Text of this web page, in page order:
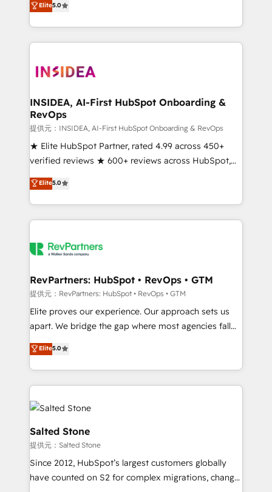
Partner. 🚀 With 2,750+ HubSpot projects delivered
and 370+ specialists across EMEA, APAC and NAM,
we de-risk complex CRM programmes and
multi-region migrations to AI-powered automation,
scale. 🏆 HubSpot’s CEO called us “the partner of the
future.” Others agree it is proof of trust built through
measurable impact.
Elite5.0
INSIDEA, AI-First HubSpot Onboarding &
RevOps
提供元：INSIDEA, AI-First HubSpot Onboarding & RevOps
★ Elite HubSpot Partner, rated 4.99 across 450+
verified reviews ★ 600+ reviews across HubSpot,
G2 & Clutch ★ 150+ in-house HubSpot-certified
experts ★ 1,500+ implementations across 25+
countries ★ AI-first, RevOps-led, onboarding-
obsessed INSIDEA helps growing companies turn
team, migrate your data, and build AI-powered
your time zone. What we do: ➤ Onboarding: Live in
weeks, with workflows built around your business,
not a template. ➤ Migration: Move from any legacy
CRM. Zero downtime, full data integrity. ➤
revenue process. Sales, marketing, and service wired
together. ➤ AI and Integrations: Layer Breeze AI,
rollouts, adoption coaching. Buying HubSpot,
built for the work.
Elite5.0
RevPartners: HubSpot • RevOps • GTM
提供元：RevPartners: HubSpot • RevOps • GTM
Elite proves our experience. Our approach sets us
apart. We bridge the gap where most agencies fall
short by combining GTM strategy with technical
execution to solve the right problem with the right
solution. As the only firm in the world to hold Elite
Partner Accreditations with both HubSpot and Clay,
our clients gain a unique advantage in CRM
architecture, pipeline generation, data intelligence,
and go-to-market execution. Why B2B Businesses
Choose RP: - Secure: Soc2 compliant 🛡️ - Pricing:
Implementations starting at $1,5k 💵 - Speed: Launch
in 14 days ⚡ - Global: 250 professionals across five
Elite5.0
Salted Stone
提供元：Salted Stone
Since 2012, HubSpot’s largest customers globally
have counted on S2 for complex migrations, change